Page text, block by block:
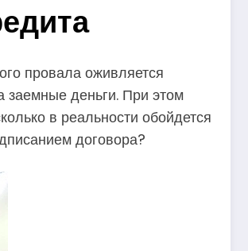
провала оживляется
заемные деньги. При этом
в реальности обойдется
договора?